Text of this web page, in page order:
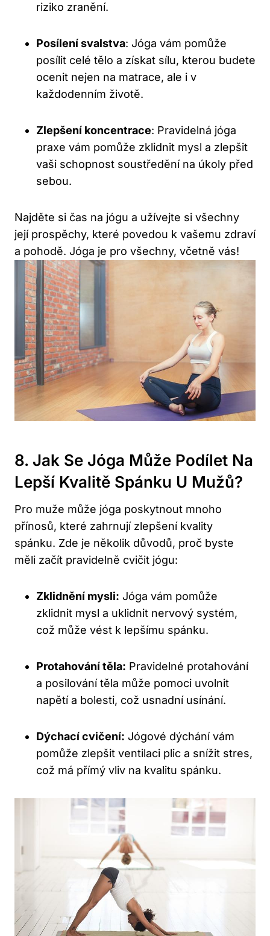
riziko zranění.
Posílení svalstva: Jóga vám pomůže
posílit celé tělo a získat sílu, kterou budete
ocenit nejen na matrace, ale i v
každodenním životě.
Zlepšení koncentrace: Pravidelná jóga
praxe vám pomůže zklidnit mysl a zlepšit
vaši schopnost soustředění na úkoly před
sebou.
Najděte si čas na jógu a užívejte si všechny
její prospěchy, které povedou k vašemu zdraví
a pohodě. Jóga je pro všechny, včetně vás!
8. Jak Se Jóga Může Podílet Na
Lepší Kvalitě Spánku U Mužů?
Pro muže může jóga poskytnout mnoho
přínosů, které zahrnují zlepšení kvality
spánku. Zde je několik důvodů, proč byste
měli začít pravidelně cvičit jógu:
Zklidnění mysli: Jóga vám pomůže
zklidnit mysl a uklidnit nervový systém,
což může vést k lepšímu spánku.
Protahování těla: Pravidelné protahování
a posilování těla může pomoci uvolnit
napětí a bolesti, což usnadní usínání.
Dýchací cvičení: Jógové dýchání vám
pomůže zlepšit ventilaci plic a snížit stres,
což má přímý vliv na kvalitu spánku.